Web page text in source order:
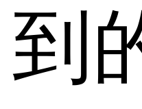
到